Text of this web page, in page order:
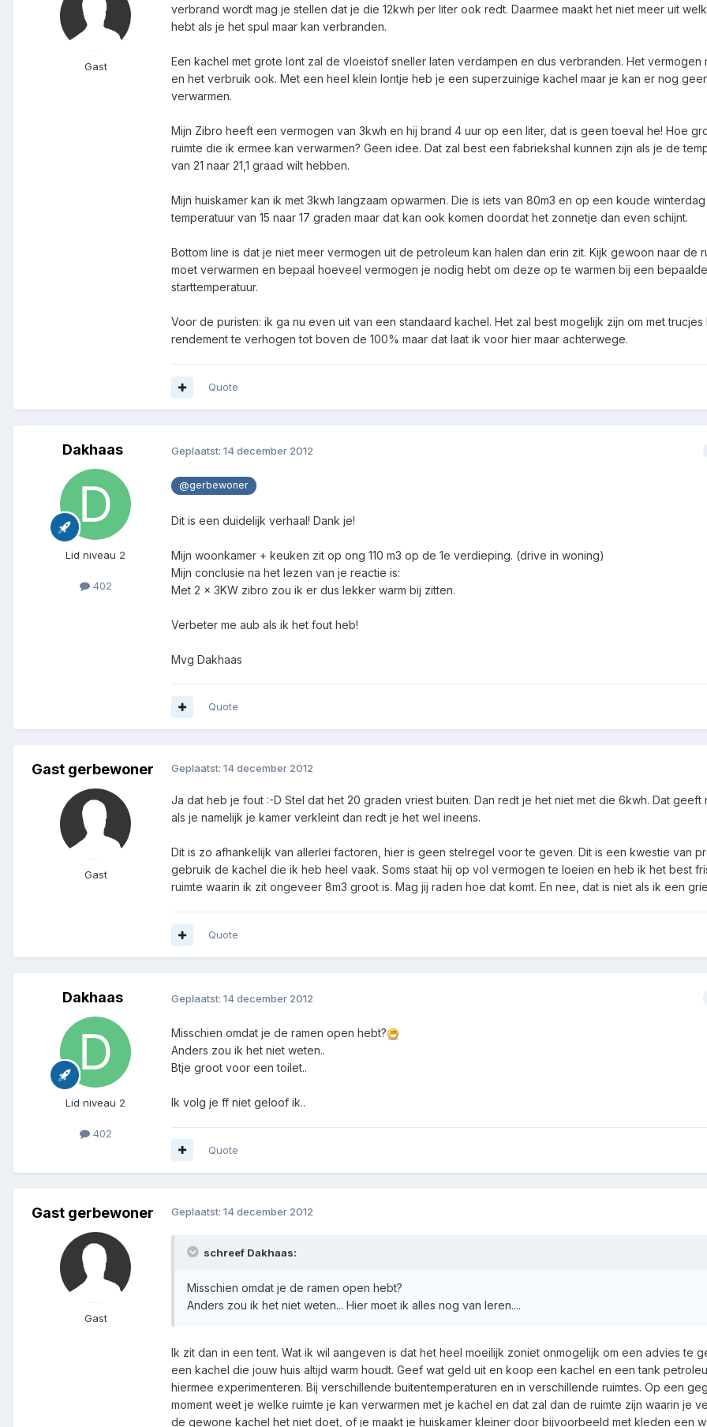
Gast
verbrand wordt mag je stellen dat je die 12kwh per liter ook redt. Daarmee maakt het niet meer uit
hebt als je het spul maar kan verbranden.
Een kachel met grote lont zal de vloeistof sneller laten verdampen en dus verbranden. Het vermogen
en het verbruik ook. Met een heel klein lontje heb je een superzuinige kachel maar je kan er nog
verwarmen.
Mijn Zibro heeft een vermogen van 3kwh en hij brand 4 uur op een liter, dat is geen toeval he! Hoe
ruimte die ik ermee kan verwarmen? Geen idee. Dat zal best een fabriekshal kunnen zijn als je de
van 21 naar 21,1 graad wilt hebben.
Mijn huiskamer kan ik met 3kwh langzaam opwarmen. Die is iets van 80m3 en op een koude
temperatuur van 15 naar 17 graden maar dat kan ook komen doordat het zonnetje dan even schijnt.
Bottom line is dat je niet meer vermogen uit de petroleum kan halen dan erin zit. Kijk gewoon naar de
moet verwarmen en bepaal hoeveel vermogen je nodig hebt om deze op te warmen bij een bepaalde
starttemperatuur.
Voor de puristen: ik ga nu even uit van een standaard kachel. Het zal best mogelijk zijn om met trucjes
rendement te verhogen tot boven de 100% maar dat laat ik voor hier maar achterwege.
Quote
Dakhaas
Lid niveau 2
402
Geplaatst: 14 december 2012
@gerbewoner
Dit is een duidelijk verhaal! Dank je!
Mijn woonkamer + keuken zit op ong 110 m3 op de 1e verdieping. (drive in woning)
Mijn conclusie na het lezen van je reactie is:
Met 2 x 3KW zibro zou ik er dus lekker warm bij zitten.
Verbeter me aub als ik het fout heb!
Mvg Dakhaas
Quote
Gast gerbewoner
Gast
Geplaatst: 14 december 2012
Ja dat heb je fout :-D Stel dat het 20 graden vriest buiten. Dan redt je het niet met die 6kwh. Dat geeft
als je namelijk je kamer verkleint dan redt je het wel ineens.
Dit is zo afhankelijk van allerlei factoren, hier is geen stelregel voor te geven. Dit is een kwestie van
gebruik de kachel die ik heb heel vaak. Soms staat hij op vol vermogen te loeien en heb ik het best
ruimte waarin ik zit ongeveer 8m3 groot is. Mag jij raden hoe dat komt. En nee, dat is niet als ik een
Quote
Dakhaas
Lid niveau 2
402
Geplaatst: 14 december 2012
Misschien omdat je de ramen open hebt?
Anders zou ik het niet weten..
Btje groot voor een toilet..
Ik volg je ff niet geloof ik..
Quote
Gast gerbewoner
Gast
Geplaatst: 14 december 2012
schreef Dakhaas:
Misschien omdat je de ramen open hebt?
Anders zou ik het niet weten... Hier moet ik alles nog van leren....
Ik zit dan in een tent. Wat ik wil aangeven is dat het heel moeilijk zoniet onmogelijk om een advies te
een kachel die jouw huis altijd warm houdt. Geef wat geld uit en koop een kachel en een tank
hiermee experimenteren. Bij verschillende buitentemperaturen en in verschillende ruimtes. Op een
moment weet je welke ruimte je kan verwarmen met je kachel en dat zal dan de ruimte zijn waarin je
de gewone kachel het niet doet, of je maakt je huiskamer kleiner door bijvoorbeeld met kleden een